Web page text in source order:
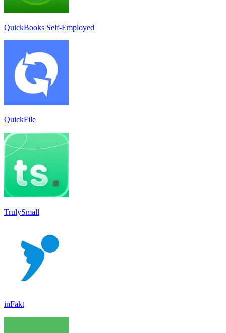
QuickBooks Self-Employed
QuickFile
TrulySmall
inFakt